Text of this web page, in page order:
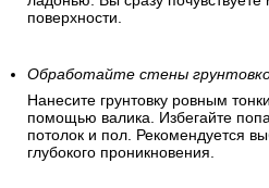
поверхности.
Обработайте стены
Нанесите грунтовку ровным
помощью валика. Избегайте
потолок и пол. Рекомендуется
глубокого проникновения.